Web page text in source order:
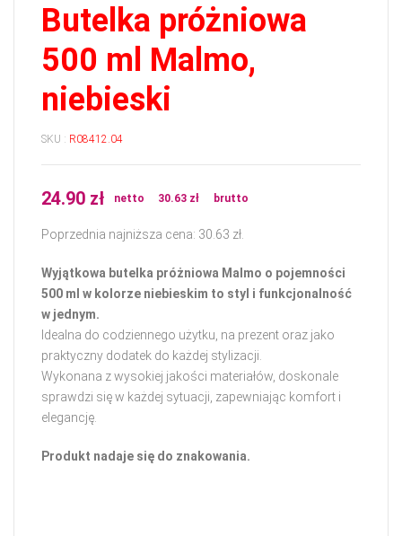
Butelka próżniowa
500 ml Malmo,
niebieski
SKU : R08412.04
24.90 zł netto 30.63 zł brutto
Poprzednia najniższa cena: 30.63 zł
Wyjątkowa butelka próżniowa Malmo o pojemności
500 ml w kolorze niebieskim to styl i funkcjonalność
w jednym.
Idealna do codziennego użytku, na prezent oraz jako
praktyczny dodatek do każdej stylizacji.
Wykonana z wysokiej jakości materiałów, doskonale
sprawdzi się w każdej sytuacji, zapewniając komfort i
elegancję.
Produkt nadaje się do znakowania.